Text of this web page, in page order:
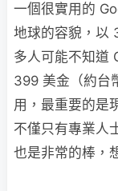
一個很實用的
地球的容貌，以
多人可能不知道
399 美金（約台
用，最重要的是
不僅只有專業人
也是非常的棒，